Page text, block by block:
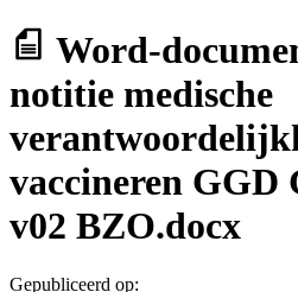
Word-
notitie medische
vaccineren GGD
v02 BZO.docx
Gepubliceerd op: